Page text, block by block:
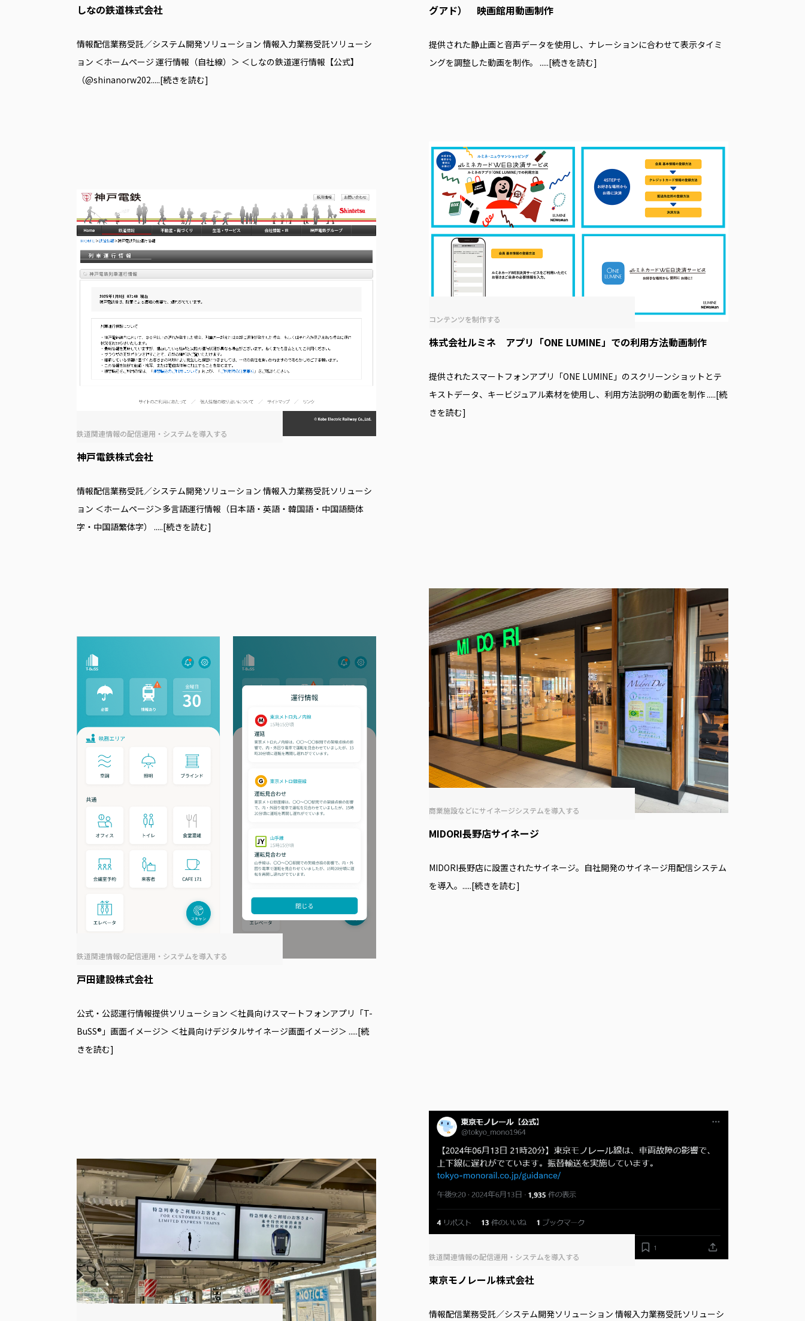
しなの鉄道株式会社
情報配信業務受託／システム開発ソリューション 情報入力業務受託ソリューシ
ョン ＜ホームページ 運行情報（自社線）＞ ＜しなの鉄道運行情報【公式】
（@shinanorw202.....[続きを読む]
グアド） 映画館用動画制作
提供された静止画と音声データを使用し、ナレーションに合わせて表示タイミ
ングを調整した動画を制作。.....[続きを読む]
神戸電鉄株式会社
鉄道関連情報の配信運用・システムを導⼊する
情報配信業務受託／システム開発ソリューション 情報入力業務受託ソリューシ
ョン ＜ホームページ＞多言語運行情報（日本語・英語・韓国語・中国語簡体
字・中国語繁体字） .....[続きを読む]
株式会社ルミネ アプリ「ONE LUMINE」での利用方法動画制作
コンテンツを制作する
提供されたスマートフォンアプリ「ONE LUMINE」のスクリーンショットとテ
キストデータ、キービジュアル素材を使用し、利用方法説明の動画を制作.....[続
きを読む]
戸田建設株式会社
鉄道関連情報の配信運用・システムを導⼊する
公式・公認運行情報提供ソリューション ＜社員向けスマートフォンアプリ「T-
BuSS®」画面イメージ＞ ＜社員向けデジタルサイネージ画面イメージ＞ .....[続
きを読む]
MIDORI長野店サイネージ
商業施設などにサイネージシステムを導入する
MIDORI長野店に設置されたサイネージ。自社開発のサイネージ用配信システム
を導入。.....[続きを読む]
東京モノレール株式会社
鉄道関連情報の配信運用・システムを導⼊する
情報配信業務受託／システム開発ソリューション 情報入力業務受託ソリューシ